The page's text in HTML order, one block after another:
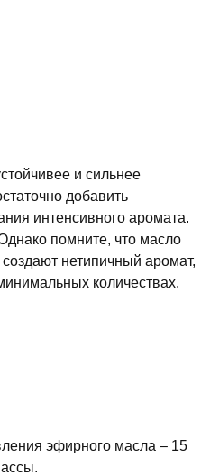
и сильнее
добавить
интенсивного аромата.
помните, что масло
нетипичный аромат,
количествах.
эфирного масла – 15